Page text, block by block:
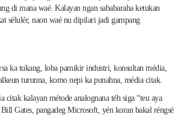
di mana waé. Kalayan ngan sababaraha ketukan
sélulér, naon waé nu dipilari jadi gampang
ka tukang, loba pamikir industri, konsultan média,
turunna, komo nepi ka punahna, média citak.
citak kalayan métode analognana téh siga “teu aya
Gates, pangadeg Microsoft, yén koran bakal réngsé